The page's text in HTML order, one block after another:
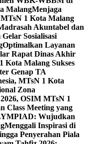
MalangMenjaga
1 Kota Malang
Akuntabel dan
Sosialisasi
Optimalkan Layanan
Rapat Dinas Akhir
Kota Malang Sukses
Genap TA
MTsN 1 Kota
Zona
OSIM MTsN 1
Class Meeting yang
Wujudkan
Menggali Inspirasi di
Penyerahan Piala